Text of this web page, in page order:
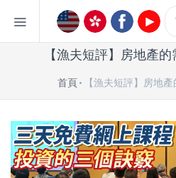
【漁夫短評】房地產
首頁 【漁夫短評】房地